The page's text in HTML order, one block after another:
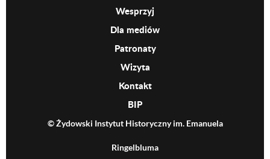
Wesprzyj
Dla mediów
Patronaty
Wizyta
Kontakt
BIP
© Żydowski Instytut Historyczny im. Emanuela
Ringelbluma